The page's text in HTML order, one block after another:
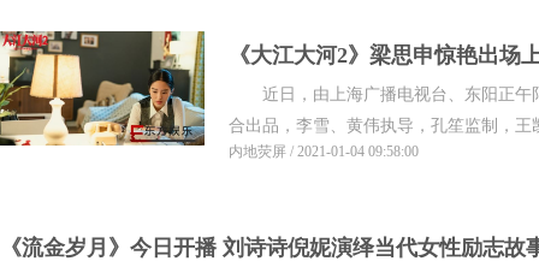
《大江大河2》梁思申惊艳出场
好评
近日，由上海广播电视台、东阳正午
合出品，李雪、黄伟执导，孔笙监制，王
内地荧屏 / 2021-01-04 09:58:00
《流金岁月》今日开播 刘诗诗倪妮演绎当代女性励志故